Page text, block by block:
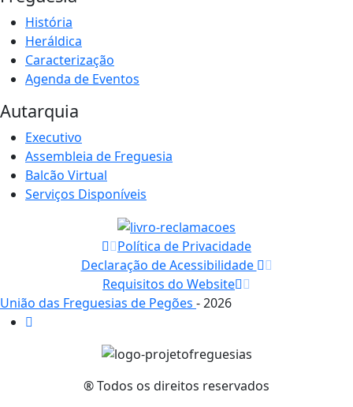
História
Heráldica
Caracterização
Agenda de Eventos
Autarquia
Executivo
Assembleia de Freguesia
Balcão Virtual
Serviços Disponíveis
Política de Privacidade
Declaração de Acessibilidade
Requisitos do Website
União das Freguesias de Pegões - 2026
® Todos os direitos reservados